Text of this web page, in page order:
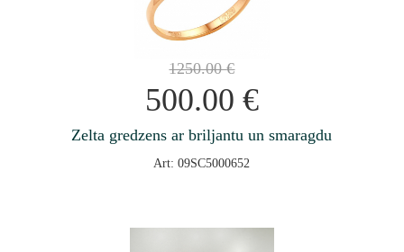
1250.00€
500.00 €
Zelta gredzens ar briljantu un smaragdu
Art: 09SC5000652